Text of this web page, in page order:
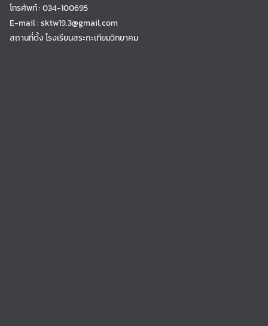
โทรศัพท์ : 034-100695
E-mail : sktw19.3@gmail.com
สถานที่ตั้ง โรงเรียนสระกะเทียมวิทยาคม